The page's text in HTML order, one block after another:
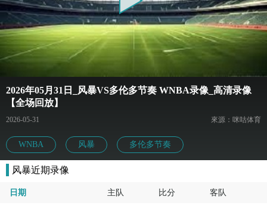
2026年05月31日_风暴VS多伦多节奏 WNBA录像_高清录像
【全场回放】
2026-05-31 來源：咪咕体育
WNBA 风暴 多伦多节奏
风暴近期录像
日期 主队 比分 客队